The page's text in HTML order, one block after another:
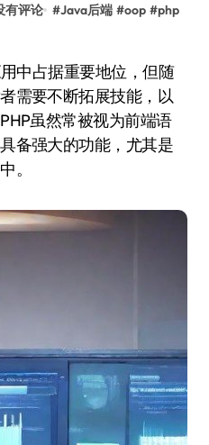
有评论 #Java后端 #oop #php
需要不断拓展技能，以
虽然常被视为前端语
备强大的功能，尤其是
。